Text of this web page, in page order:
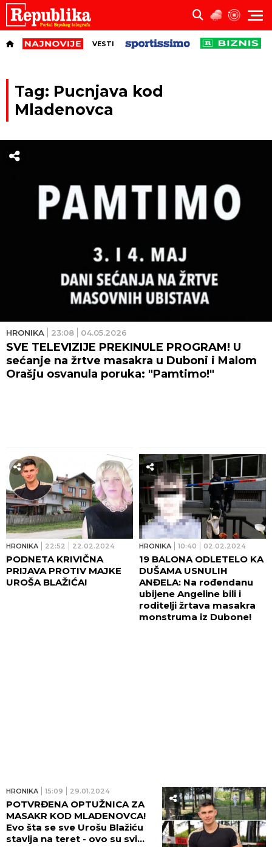
VESTI
Tag: Pucnjava kod
Mladenovca
HRONIKA 23:08 04.05.2026
SVE TELEVIZIJE PREKINULE PROGRAM! U
sećanje na žrtve masakra u Duboni i Malom
Orašju osvanula poruka: "Pamtimo!"
HRONIKA 22:52 22.02.2024
PODNETA KRIVIČNA
PRIJAVA PROTIV MAJKE
UROŠA BLAŽIĆA!
HRONIKA 10:40 02.02.2024
19 BALONA ODLETELO KA
DUŠAMA USNULIH
ANĐELA: Na rođendanu
ubijene Angeline bili i
roditelji žrtava masakra
monstruma iz Dubone!
HRONIKA 15:09 29.01.2024
POTVRĐENA OPTUŽNICA ZA
MASAKR KOD MLADENOVCA!
Evo šta se sve Urošu Blažiću
stavlja na teret - ovo su svi